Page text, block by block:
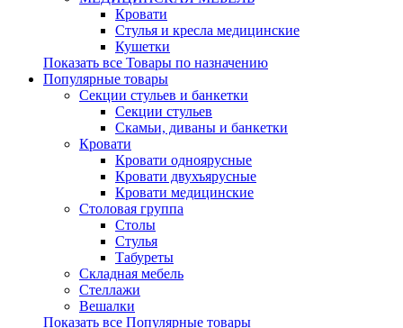
Кровати
Стулья и кресла медицинские
Кушетки
Показать все Товары по назначению
Популярные товары
Секции стульев и банкетки
Секции стульев
Скамьи, диваны и банкетки
Кровати
Кровати одноярусные
Кровати двухъярусные
Кровати медицинские
Столовая группа
Столы
Стулья
Табуреты
Складная мебель
Стеллажи
Вешалки
Показать все Популярные товары